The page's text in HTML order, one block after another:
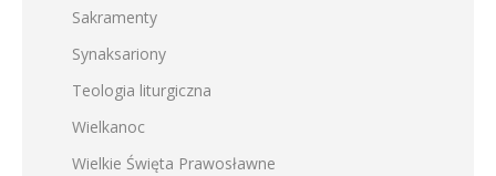
Sakramenty
Synaksariony
Teologia liturgiczna
Wielkanoc
Wielkie Święta Prawosławne